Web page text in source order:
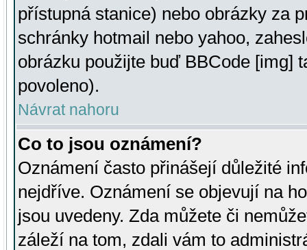
přístupná stanice) nebo obrázky za
schránky hotmail nebo yahoo,
obrázku použijte buď BBCode [img]
povoleno).
Návrat nahoru
Co to jsou oznámení?
Oznámení často přinášejí důležité
nejdříve. Oznámení se objevují na
jsou uvedeny. Zda můžete či
záleží na tom, zdali vám to